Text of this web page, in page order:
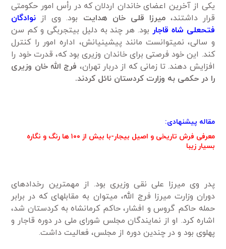
یکی از آخرین اعضای خاندان اردلان که در رأس امور حکومتی
قرار داشتند،میرزا قلی خان هدایت بود. وی از نوادگان
فتحعلی شاه قاجار بود. هر چند به­ دلیل بی­تجربگی و کم سن
­و سالی، نمی­توانست مانند پیشینیانش، اداره امور را کنترل
کند. این خود فرصتی برای خاندان وزیری بود که، قدرت خود را
افزایش دهند. تا زمانی­ که از دربار تهران، فرج ‌الله خان وزیری
را در حکمی به وزارت کردستان نائل کردند.
مقاله پیشنهادی:
معرفی فرش تاریخی و اصیل بیجار-با بیش از ۱۰۰ ها رنگ و نگاره
بسیار زیبا
پدر وی میرزا علی نقی وزیری بود. از مهم­ترین رخدادهای
دوران وزارت میرزا فرج ­الله، می­توان به مقابله­ای که در برابر
حمله حاکم گروس و افشار، حاکم کرمانشاه به کردستان شد،
اشاره کرد. او از نمایندگان مجلس شورای ملی در دوره قاجار و
پهلوی بود و در چندین دوره از مجلس، فعالیت داشت.